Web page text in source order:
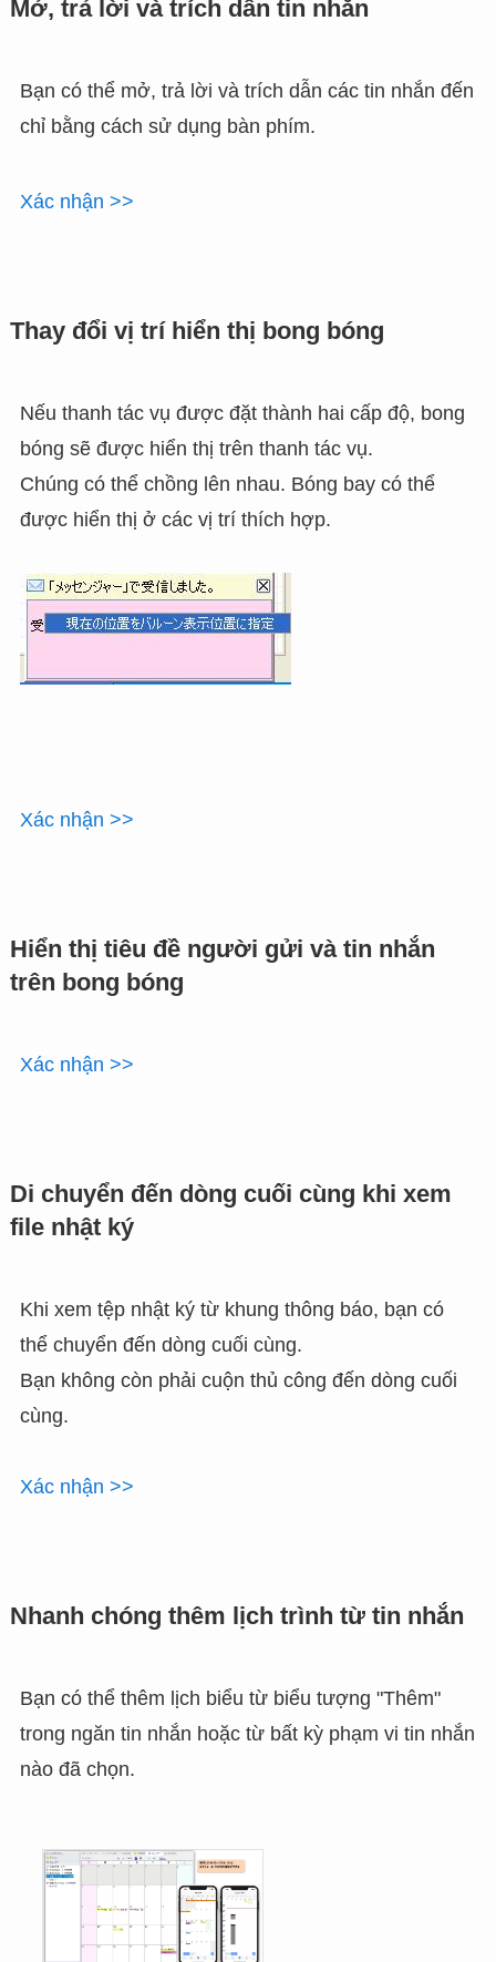
Mở, trả lời và trích dẫn tin nhắn
Bạn có thể mở, trả lời và trích dẫn các tin nhắn đến
chỉ bằng cách sử dụng bàn phím.
Xác nhận >>
Thay đổi vị trí hiển thị bong bóng
Nếu thanh tác vụ được đặt thành hai cấp độ, bong
bóng sẽ được hiển thị trên thanh tác vụ.
Chúng có thể chồng lên nhau. Bóng bay có thể
được hiển thị ở các vị trí thích hợp.
Xác nhận >>
Hiển thị tiêu đề người gửi và tin nhắn
trên bong bóng
Xác nhận >>
Di chuyển đến dòng cuối cùng khi xem
file nhật ký
Khi xem tệp nhật ký từ khung thông báo, bạn có
thể chuyển đến dòng cuối cùng.
Bạn không còn phải cuộn thủ công đến dòng cuối
cùng.
Xác nhận >>
Nhanh chóng thêm lịch trình từ tin nhắn
Bạn có thể thêm lịch biểu từ biểu tượng "Thêm"
trong ngăn tin nhắn hoặc từ bất kỳ phạm vi tin nhắn
nào đã chọn.